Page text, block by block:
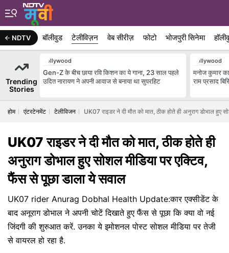
NDTV बॉलीवुड टेलीविज़न वेब सीरीज़ फोटो भोजपुरी सिनेमा
Trending
Stories
Bollywood
Gen-Z के बीच छाया रवि किशन का ये गाना, 23 साल पहले
उदित नारायण ने अपनी आवाज से बनाया था सुपरहिट
Bollywood
मनोज कुमार
राम प्रसाद
होम एंटरटेनमेंट टेलीविजन UK07 राइडर ने दी मौत को मात, ठीक होते ही अनुराग डोभाल हुए
UK07 राइडर ने दी मौत को मात, ठीक होते ही
अनुराग डोभाल हुए सोशल मीडिया पर एक्टिव,
फैंस से पूछा डाला ये सवाल
UK07 rider Anurag Dobhal Health Update:कार एक्सीडेंट के
बाद अनूराग डोभाल ने अपनी चोटें दिखाते हुए फैंस से पूछा कि क्या वो नई
जिंदगी की शुरुआत करें. उनका ये इमोशनल पोस्ट सोशल मीडिया पर तेजी
से वायरल हो रहा है.